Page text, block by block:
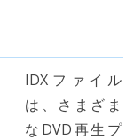
IDXファイル
は、さまざま
なDVD再生プ